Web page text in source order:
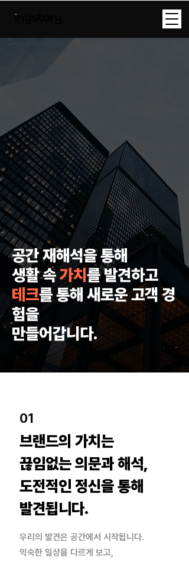
공간 재해석을 통해
생활 속가치를 발견하고
테크를 통해 새로운 고객 경
험을
만들어갑니다.
01
브랜드의 가치는
끊임없는 의문과 해석,
도전적인 정신을 통해
발견됩니다.
우리의 발견은 공간에서 시작됩니다.
​익숙한 일상을 다르게 보고,